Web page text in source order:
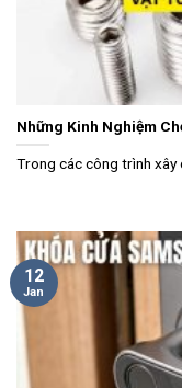
Những Kinh Nghiệm
Trong các công trình xây
12
Jan